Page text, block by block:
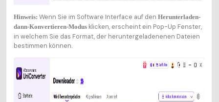
Hinweis: Wenn Sie im Software Interface auf den Herunterladen-
dann-Konvertieren-Modusklicken, erscheint ein Pop-Up Fenster,
in welchem Sie das Format, der heruntergeladenenen Dateien
bestimmen können.